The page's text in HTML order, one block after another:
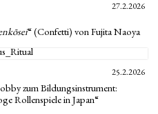
27.2.2026
“ (Confetti) von Fujita Naoya
25.2.2026
zum Bildungsinstrument:
Rollenspiele in Japan“